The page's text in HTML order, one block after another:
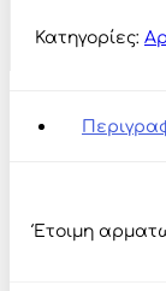
Αρματωσιά
Απίκο
ποσότητα
Κατηγορίες:
Έτοιμη